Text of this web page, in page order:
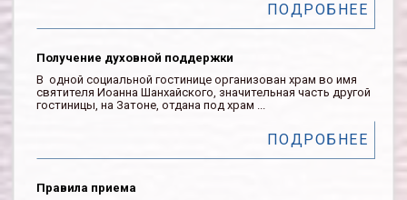
ПОДРОБНЕЕ
Получение духовной поддержки
В одной социальной гостинице организован храм во имя
святителя Иоанна Шанхайского, значительная часть другой
гостиницы, на Затоне, отдана под храм ...
ПОДРОБНЕЕ
Правила приема